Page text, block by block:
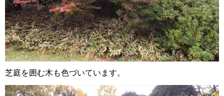
芝庭を囲む木も色づいています。